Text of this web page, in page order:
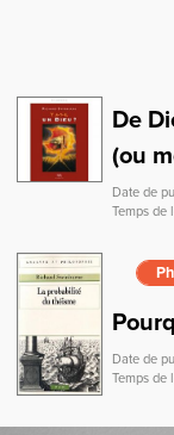
De
(ou
Date de
Temps de
Date de
Temps de